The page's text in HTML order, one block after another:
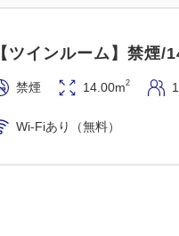
【ツインルーム】禁煙
禁煙 14.00m2
Wi-Fiあり（無料）